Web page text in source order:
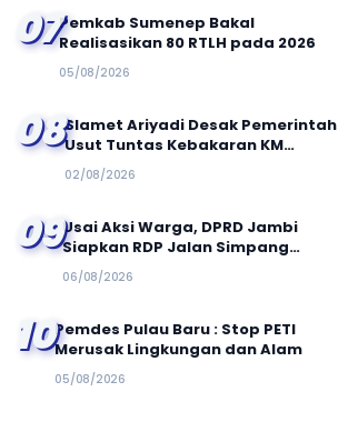
07Pemkab Sumenep Bakal
Realisasikan 80 RTLH pada 2026
05/08/2026
08Slamet Ariyadi Desak Pemerintah
Usut Tuntas Kebakaran KM
Mutiara Sentosa II, Minta Evaluasi
Total Keselamatan Pelayaran
02/08/2026
09Usai Aksi Warga, DPRD Jambi
Siapkan RDP Jalan Simpang
Betung–Pintas
06/08/2026
10Pemdes Pulau Baru : Stop PETI
Merusak Lingkungan dan Alam
05/08/2026